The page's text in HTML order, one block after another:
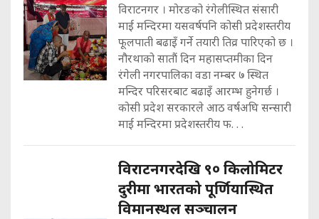
विराटनगर । मोरङको रंगेलीस्थित संसारी
माई मन्दिरमा यसवर्षपनि कोसी प्रदेशस्तरीय
फूलपाती बढाइँ गर्ने तयारी तिव्र पारिएको छ ।
नौरथाको सातौं दिन महासप्तमीका दिन
रंगेली नगरपालिका वडा नम्बर ७ स्थित
मन्दिर परिसरबाट बढाइँ आरम्भ हुनेगर्छ ।
कोसी प्रदेश सरकारले आठ वर्षअघि सन्सारी
माई मन्दिरमा प्रदेशस्तरीय फ. . .
विराटनगरदेखि ९० किलोमिटर
दुरीमा भारतको पूर्णियास्थित
विमानस्थल सञ्चालन